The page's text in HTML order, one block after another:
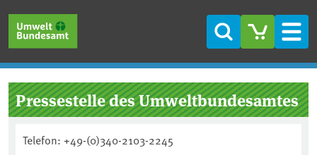
Suche
Pressestelle des Umweltbundesamtes
Telefon: +49-(0)340-2103-2245